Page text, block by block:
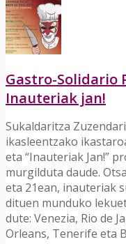
Gastro-Solidario
Inauteriak jan!
Sukaldaritza
ikasleentzako
eta “Inauteriak Jan!”
murgilduta daude.
eta 21ean, inauteriak
dituen munduko
dute: Venezia, Rio de
Orleans, Tenerife eta